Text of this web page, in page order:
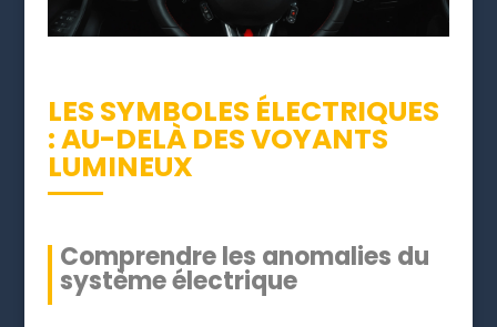
LES SYMBOLES ÉLECTRIQUES
: AU-DELÀ DES VOYANTS
LUMINEUX
Comprendre les anomalies du
système électrique